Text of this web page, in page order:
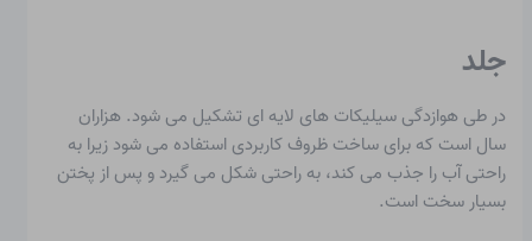
جلد
در طی هوازدگی سیلیکات های لایه ای تشکیل می شود. هزاران
سال است که برای ساخت ظروف کاربردی استفاده می شود زیرا به
راحتی آب را جذب می کند، به راحتی شکل می گیرد و پس از پختن
بسیار سخت است.